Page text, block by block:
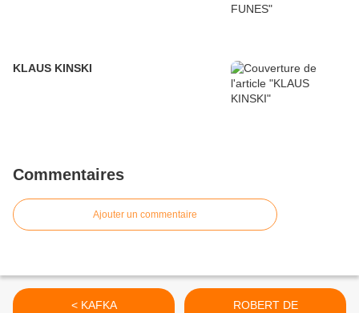
KLAUS KINSKI
Commentaires
Ajouter un commentaire
< KAFKA
ROBERT DE